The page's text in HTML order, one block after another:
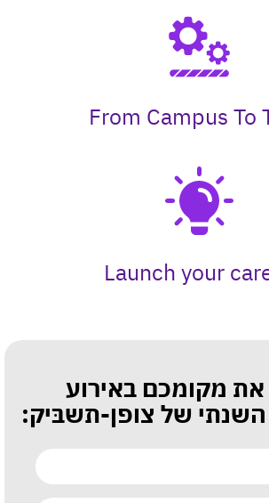
From Campus To
Launch your
את מקומכם באירוע
השנתי של צופן-תשבּיק: